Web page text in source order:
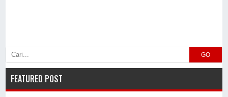
GO
FEATURED POST